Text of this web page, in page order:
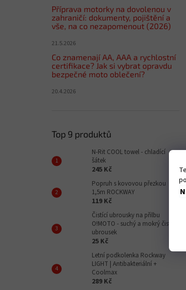
Příprava motorky na dovolenou v
zahraničí: dokumenty, pojištění a
vše, na co nezapomenout (2026)
21.5.2026
Co znamenají AA, AAA a rychlostní
certifikace? Jak si vybrat opravdu
bezpečné moto oblečení?
20.4.2026
Top 9 produktů
N-Rit COOL towel - chladící
šátek
245 Kč
Popruh s kovovou přezkou
1,5m ROCKWAY
119 Kč
Čistící ubrousky na přilbu
O!MOTO - suchý a mokrý čistící
ubrousek
25 Kč
Letní podkolenka Rockway
LIGHT | Antibakteriální +
Coolmax
289 Kč